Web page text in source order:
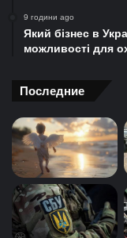
9 години ago
Який бізнес в
можливості для
Последние